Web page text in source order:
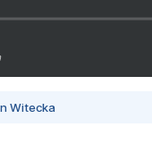
Witecka